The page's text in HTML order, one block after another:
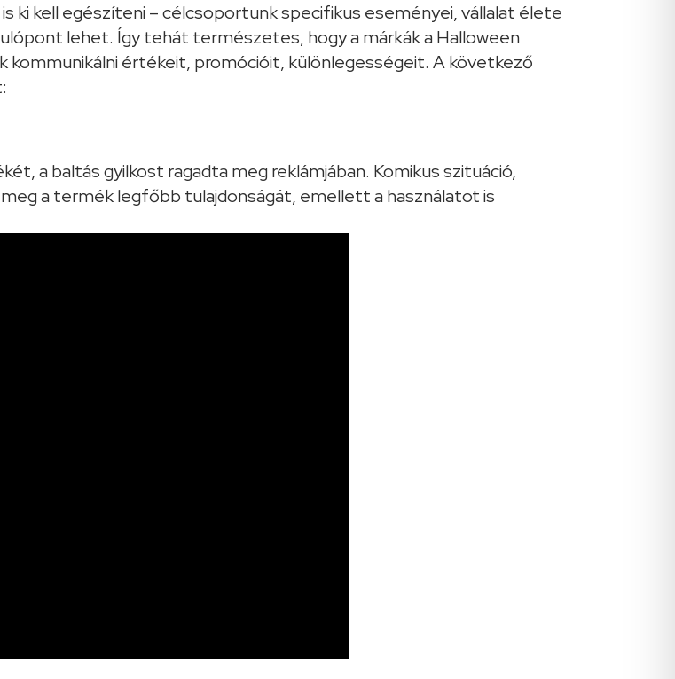
ki kell egészíteni – célcsoportunk specifikus eseményei, vállalat élete
lehet. Így tehát természetes, hogy a márkák a Halloween
kommunikálni értékeit, promócióit, különlegességeit. A következő
a baltás gyilkost ragadta meg reklámjában. Komikus szituáció,
a termék legfőbb tulajdonságát, emellett a használatot is